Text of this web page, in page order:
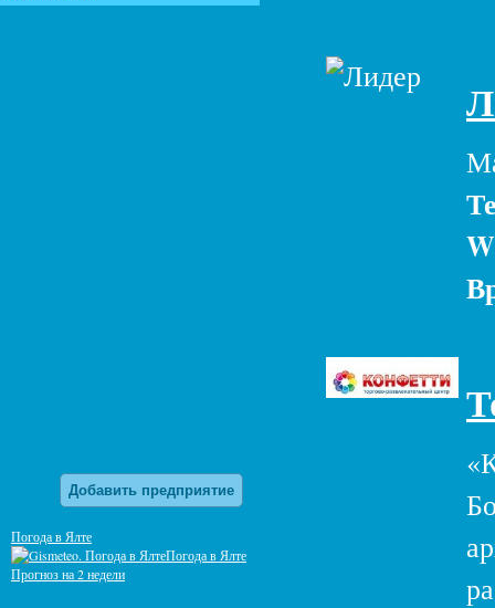
Добавить предприятие
Погода в Ялте
Погода в Ялте
Прогноз на 2 недели